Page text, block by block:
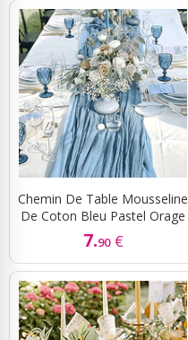
Chemin De Table Mousseline
De Coton Bleu Pastel Orage
7.90 €